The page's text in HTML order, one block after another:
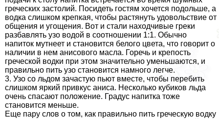
греческих застолий. Посидеть гостям хочется подольше, а
водка слишком крепкая, чтобы растянуть удовольствие от
общения и угощения. Вот и стали находчивые греки
разбавлять узо водой в соотношении 1:1. Обычно
напиток мутнеет и становится белого цвета, что говорит о
наличии в нем анисового масла. Горечь и крепость
греческой водки при этом значительно уменьшаются, и
правильно пить узо становится намного легче.
3. Узо со льдом зачастую пьют вместе, чтобы перебить
слишком яркий привкус аниса. Несколько кубиков льда
очень спасают положение. Градус напитка тоже
становится меньше.
Еще пару слов о том, как правильно пить греческую водку